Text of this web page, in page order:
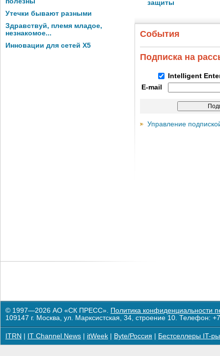
Утечки бывают разными
Здравствуй, племя младое,
незнакомое...
Инновации для сетей X5
защиты
События
Подписка на
Intelligent
E-mail
Управление
© 1997—2026 АО «СК ПРЕСС». Политика конфиденциальности
109147 г. Москва, ул. Марксистская, 34, строение 10. Телефон:
ITRN IT Channel News itWeek Byte/Россия Бестселлеры IT-